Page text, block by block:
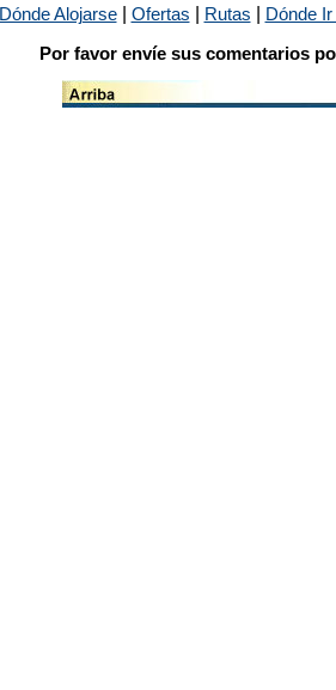
Dónde Alojarse| Ofertas Rutas Dónde
Por favor envíe sus comentarios